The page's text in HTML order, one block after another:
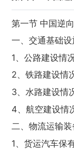
第一节 中国逆
一、交通基础
1、公路建设情
2、铁路建设情
3、水路建设情
4、航空建设情
二、物流运输
1、货运汽车保